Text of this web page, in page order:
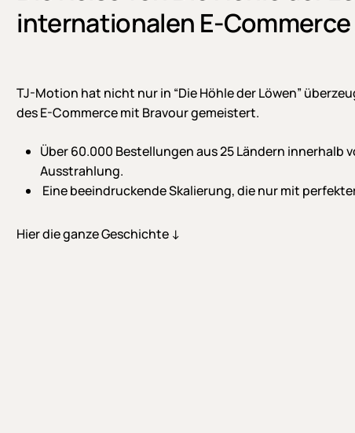
internationalen E-
TJ-Motion hat nicht nur in “Die Höhle der Löwen”
des E-Commerce mit Bravour gemeistert.
Über 60.000 Bestellungen aus 25 Ländern innerhalb
Ausstrahlung.
Eine beeindruckende Skalierung, die nur mit
Hier die ganze Geschichte ↓